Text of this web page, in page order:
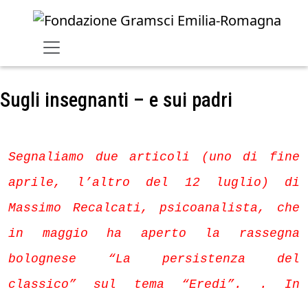
Skip to main content
Sugli insegnanti – e sui padri
Segnaliamo due articoli (uno di fine
aprile, l’altro del 12 luglio) di
Massimo Recalcati, psicoanalista, che
in maggio ha aperto la rassegna
bolognese “La persistenza del
classico” sul tema “Eredi”. . In